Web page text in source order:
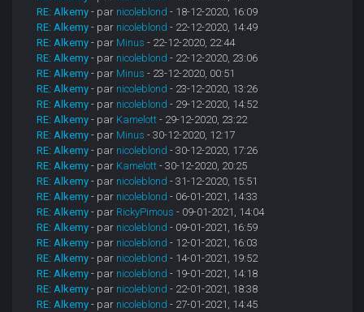
RE: Alkemy - par nicoleblond - 18-12-2020, 16:09
RE: Alkemy - par nicoleblond - 22-12-2020, 14:49
RE: Alkemy - par Minus - 22-12-2020, 22:44
RE: Alkemy - par nicoleblond - 22-12-2020, 23:06
RE: Alkemy - par Minus - 23-12-2020, 00:51
RE: Alkemy - par nicoleblond - 23-12-2020, 13:26
RE: Alkemy - par nicoleblond - 29-12-2020, 14:52
RE: Alkemy - par Kamelott - 29-12-2020, 23:22
RE: Alkemy - par Minus - 30-12-2020, 12:17
RE: Alkemy - par nicoleblond - 30-12-2020, 17:26
RE: Alkemy - par Kamelott - 30-12-2020, 20:25
RE: Alkemy - par nicoleblond - 31-12-2020, 15:51
RE: Alkemy - par nicoleblond - 06-01-2021, 14:33
RE: Alkemy - par RickyPimous - 09-01-2021, 14:04
RE: Alkemy - par nicoleblond - 09-01-2021, 16:59
RE: Alkemy - par nicoleblond - 12-01-2021, 16:03
RE: Alkemy - par nicoleblond - 14-01-2021, 19:52
RE: Alkemy - par nicoleblond - 19-01-2021, 14:18
RE: Alkemy - par nicoleblond - 22-01-2021, 18:38
RE: Alkemy - par nicoleblond - 27-01-2021, 14:45